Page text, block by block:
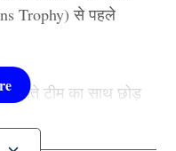
Trophy) से पहले
टीम का साथ छोड़